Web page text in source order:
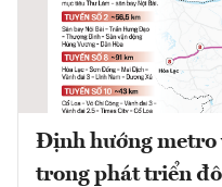
Định hướng metro
trong phát triển